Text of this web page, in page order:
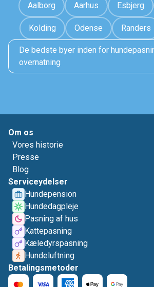
Aalborg Aarhus Esbjerg
Kolding Odense Randers
De bedste byer inden for
overnatning
Om os
Vores historie
Presse
Blog
Serviceydelser
Hundepension
Hundedagpleje
Pasning af hus
Kattepasning
Kæledyrspasning
Hundeluftning
Betalingsmetoder